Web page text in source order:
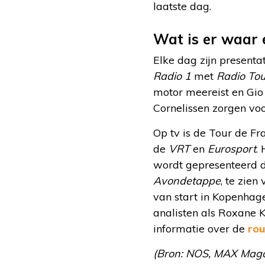
laatste dag.
Wat is er waar
Elke dag zijn
Radio 1 met Radio
motor meereist en
Cornelissen zorgen
Op tv is de Tour de
de VRTen Eurosport.
wordt gepresenteerd
Avondetappe, te zien
van start in
analisten als Roxane
informatie over de
(Bron: NOS, MAX